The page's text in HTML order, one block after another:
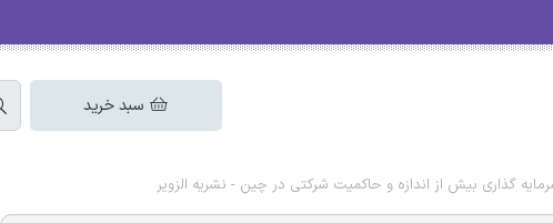
سبد خرید
گذاری بیش از اندازه و حاکمیت شرکتی در چین - نشریه الزویر